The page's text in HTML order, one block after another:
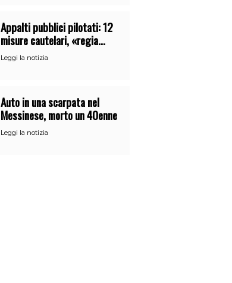
Appalti pubblici pilotati: 12
misure cautelari, «regia
occulta» di un uomo vicino al
clan
Leggi la notizia
Auto in una scarpata nel
Messinese, morto un 40enne
Leggi la notizia